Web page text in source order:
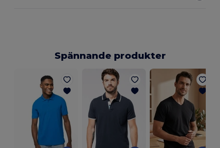
Spännande produkter